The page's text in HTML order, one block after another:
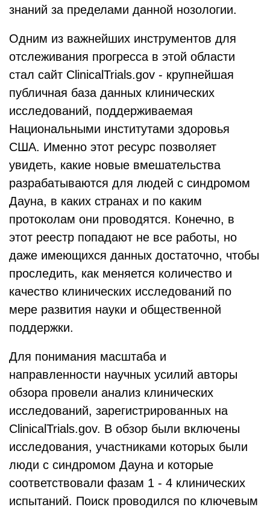
знаний за пределами данной нозологии.
Одним из важнейших инструментов для
отслеживания прогресса в этой области
стал сайт ClinicalTrials.gov - крупнейшая
публичная база данных клинических
исследований, поддерживаемая
Национальными институтами здоровья
США. Именно этот ресурс позволяет
увидеть, какие новые вмешательства
разрабатываются для людей с синдромом
Дауна, в каких странах и по каким
протоколам они проводятся. Конечно, в
этот реестр попадают не все работы, но
даже имеющихся данных достаточно, чтобы
проследить, как меняется количество и
качество клинических исследований по
мере развития науки и общественной
поддержки.
Для понимания масштаба и
направленности научных усилий авторы
обзора провели анализ клинических
исследований, зарегистрированных на
ClinicalTrials.gov. В обзор были включены
исследования, участниками которых были
люди с синдромом Дауна и которые
соответствовали фазам 1 - 4 клинических
испытаний. Поиск проводился по ключевым